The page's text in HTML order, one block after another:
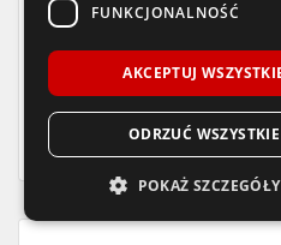
776zł /szt.
Zobacz
FUNKCJONALNOŚĆ
AKCEPTUJ
ODRZUĆ WSZYSTKIE
POKAŻ SZCZEGÓŁY